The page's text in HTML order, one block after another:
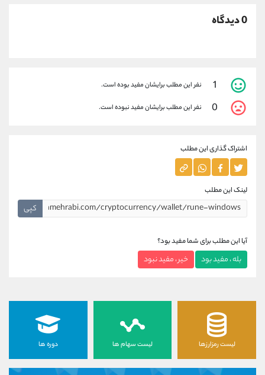
0 دیدگاه
1 نفر این مطلب برایشان مفید بوده است.
0 نفر این مطلب برایشان مفید نبوده است.
اشتراک گذاری این مطلب
لینک این مطلب
کپی
آیا این مطلب برای شما مفید بود؟
بله ، مفید بود خیر ، مفید نبود
لیست رمزارزها لیست سهام ها دوره ها